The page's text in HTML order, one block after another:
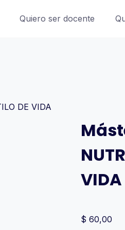
Quiero ser docente
VIDA
$ 60,00